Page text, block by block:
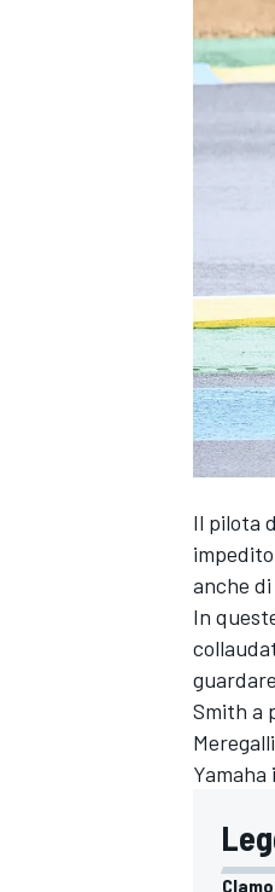
Il pilota
anche
In
Smith a